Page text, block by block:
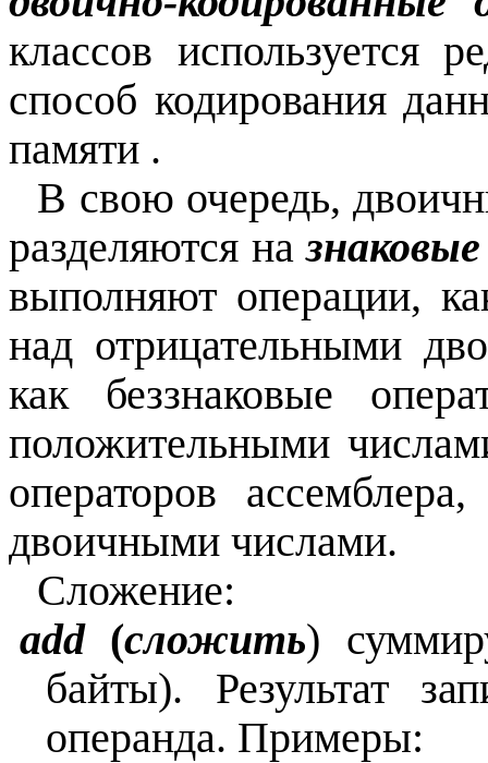
классов используется
способ кодирования
памяти .
В свою очередь,
разделяются назнаковые
выполняют операции,
над отрицательными
как беззнаковые
положительными
операторов
двоичными числами.
Сложение:
add(сложить)
байты). Результат
операнда. Примеры: